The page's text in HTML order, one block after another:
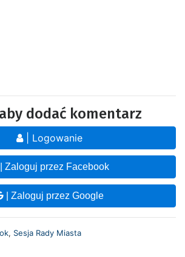
dodać komentarz
| Logowanie
| Zaloguj przez Facebook
| Zaloguj przez Google
, Sesja Rady Miasta